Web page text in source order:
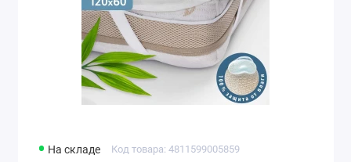
На складе Код товара: 4811599005859